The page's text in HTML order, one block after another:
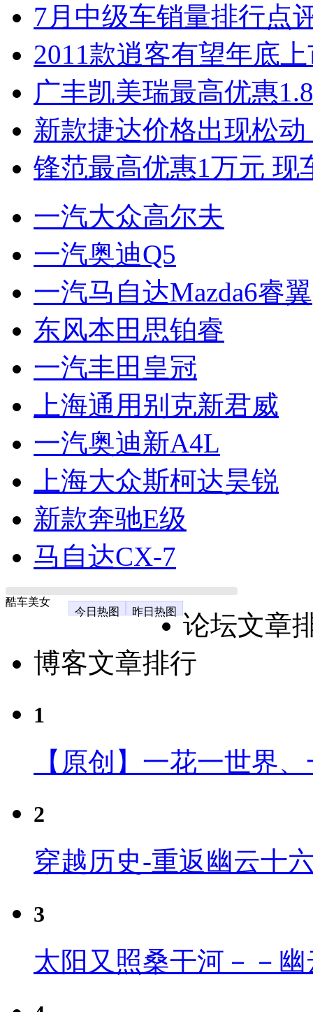
7月中级车销量排行点
2011款逍客有望年底
广丰凯美瑞最高优惠
新款捷达价格出现松
锋范最高优惠1万元 现
一汽大众高尔夫
一汽奥迪Q5
一汽马自达Mazda6睿翼
东风本田思铂睿
一汽丰田皇冠
上海通用别克新君威
一汽奥迪新A4L
上海大众斯柯达昊锐
新款奔驰E级
马自达CX-7
酷车美女
今日热图
昨日热图
论坛文章
博客文章排行
1
【原创】一花一世界
2
穿越历史-重返幽云十
3
太阳又照桑干河－－